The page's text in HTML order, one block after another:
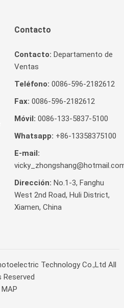
Contacto
Contacto: Departamento de
Ventas
Teléfono: 0086-596-2182612
Fax: 0086-596-2182612
Móvil: 0086-133-5837-5100
Whatsapp: +86-13358375100
E-mail:
Dirección: No.1-3, Fanghu
West 2nd Road, Huli District,
Xiamen, China
Technology Co.,Ltd All
Reserved
MAP